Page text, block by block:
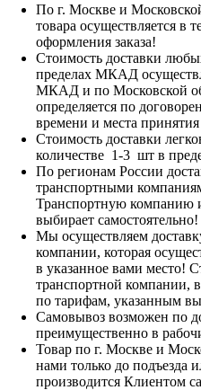
По г. Москве и
товара осуществляется в
оформления заказа!
Стоимость доставки
пределах МКАД
МКАД и по Московской
определяется по
времени и места
Стоимость доставки
количестве 1-3 шт в
По регионам России
транспортными
Транспортную компанию
выбирает самостоятельно!
Мы осуществляем
компании, которая
в указанное вами место!
транспортной компании,
по тарифам, указанным
Самовывоз возможен по
преимущественно в
Товар по г. Москве и
нами только до подъезда
производится Клиентом